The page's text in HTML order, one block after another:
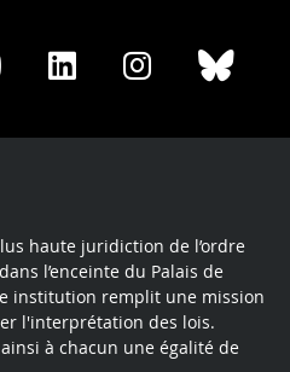
Share
Youtube
Share
LinkedIn
Share
Instagram
haute juridiction de l’ordre
l’enceinte du Palais de
institution remplit une mission
l'interprétation des lois.
à chacun une égalité de